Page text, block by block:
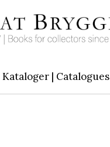
Kataloger | Catalogues